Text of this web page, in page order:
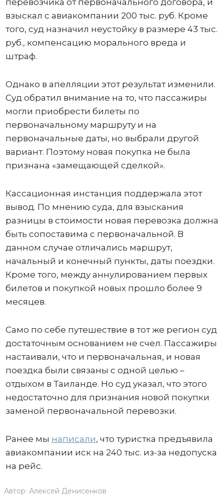
взыскал с авиакомпании 200 тыс. руб. Кроме
того, суд назначил неустойку в размере 43 тыс.
руб., компенсацию морального вреда и
штраф.
Однако в апелляции этот результат изменили.
Суд обратил внимание на то, что пассажиры
могли приобрести билеты по
первоначальному маршруту и на
первоначальные даты, но выбрали другой
вариант. Поэтому новая покупка не была
признана «замещающей сделкой».
Кассационная инстанция поддержала этот
вывод. По мнению суда, для взыскания
разницы в стоимости новая перевозка должна
быть сопоставима с первоначальной. В
данном случае отличались маршрут,
начальный и конечный пункты, даты поездки.
Кроме того, между аннулированием первых
билетов и покупкой новых прошло более 9
месяцев.
Само по себе путешествие в тот же регион суд
достаточным основанием не счел. Пассажиры
настаивали, что и первоначальная, и новая
поездка были связаны с одной целью –
отдыхом в Таиланде. Но суд указал, что этого
недостаточно для признания новой покупки
заменой первоначальной перевозки.
Ранее мы написали, что туристка предъявила
авиакомпании иск на 240 тыс. из-за недопуска
на рейс.
Автор: Алексей Денисенков